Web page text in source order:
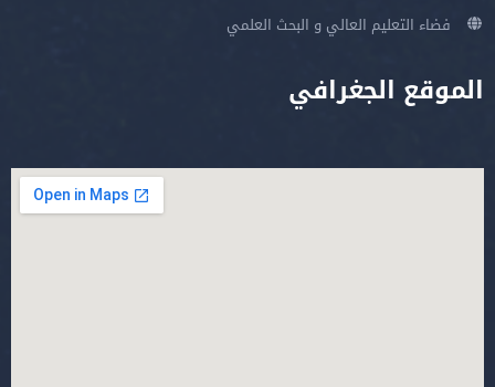
فضاء التعليم العالي و البحث العلمي
الموقع الجغرافي